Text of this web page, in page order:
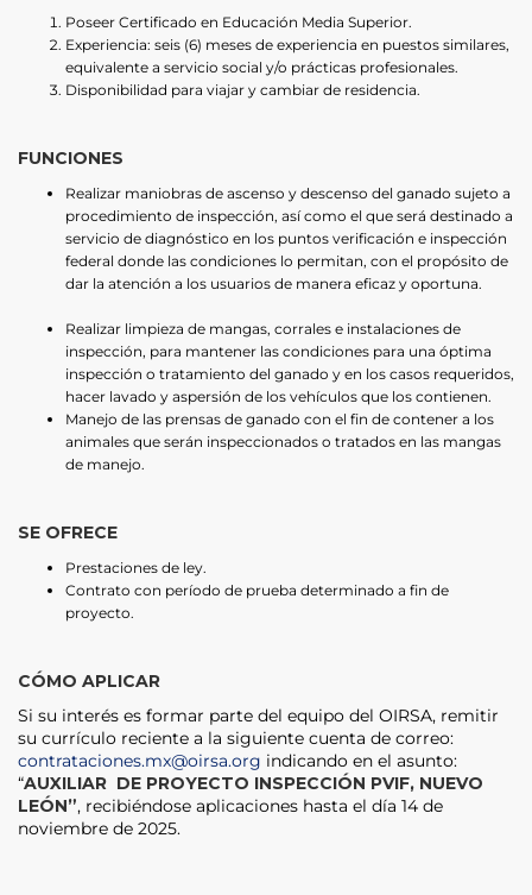
Poseer Certificado en Educación Media Superior.
Experiencia: seis (6) meses de experiencia en puestos similares,
equivalente a servicio social y/o prácticas profesionales.
Disponibilidad para viajar y cambiar de residencia.
FUNCIONES
Realizar maniobras de ascenso y descenso del ganado sujeto a
procedimiento de inspección, así como el que será destinado a
servicio de diagnóstico en los puntos verificación e inspección
federal donde las condiciones lo permitan, con el propósito de
dar la atención a los usuarios de manera eficaz y oportuna.
Realizar limpieza de mangas, corrales e instalaciones de
inspección, para mantener las condiciones para una óptima
inspección o tratamiento del ganado y en los casos requeridos,
hacer lavado y aspersión de los vehículos que los contienen.
Manejo de las prensas de ganado con el fin de contener a los
animales que serán inspeccionados o tratados en las mangas
de manejo.
SE OFRECE
Prestaciones de ley.
Contrato con período de prueba determinado a fin de
proyecto.
CÓMO APLICAR
Si su interés es formar parte del equipo del OIRSA, remitir
su currículo reciente a la siguiente cuenta de correo:
contrataciones.mx@oirsa.org indicando en el asunto:
“AUXILIAR DE PROYECTO INSPECCIÓN PVIF, NUEVO
LEÓN”, recibiéndose aplicaciones hasta el día 14 de
noviembre de 2025.